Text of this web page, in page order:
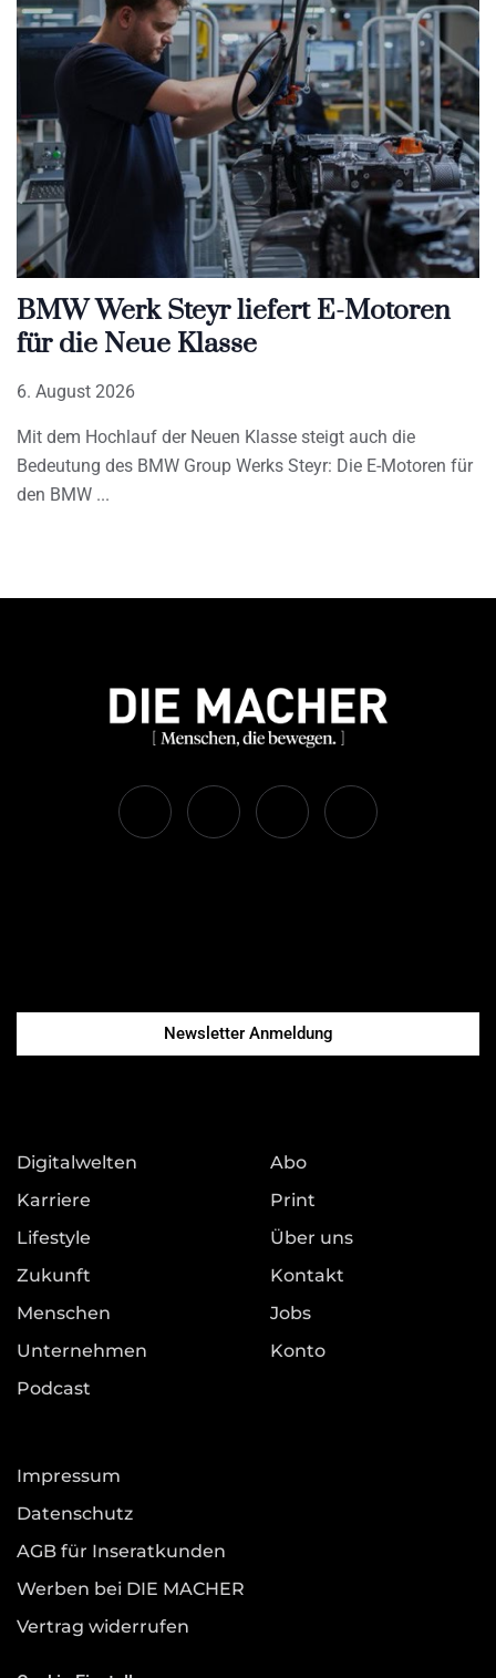
BMW Werk Steyr liefert E-Motoren
für die Neue Klasse
6. August 2026
Mit dem Hochlauf der Neuen Klasse steigt auch die
Bedeutung des BMW Group Werks Steyr: Die E-Motoren für
den BMW
Newsletter Anmeldung
Digitalwelten
Karriere
Lifestyle
Zukunft
Menschen
Unternehmen
Podcast
Abo
Print
Über uns
Kontakt
Jobs
Konto
Impressum
Datenschutz
AGB für Inseratkunden
Werben bei DIE MACHER
Vertrag widerrufen